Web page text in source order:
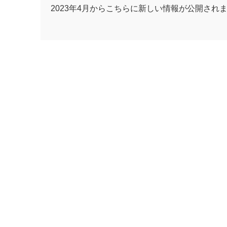
2023年4月からこちらに新しい情報が公開され